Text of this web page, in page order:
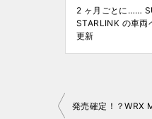
2 ヶ月ごとに……
STARLINK の車両
更新
投発売確定！？WRX